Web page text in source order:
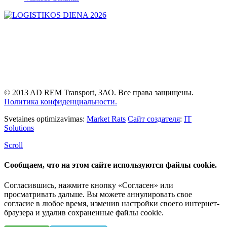
© 2013 AD REM Transport, ЗАО. Все права защищены.
Политика конфиденциальности.
Svetaines optimizavimas: Market Rats Сайт создателя: IT
Solutions
Scroll
Сообщаем, что на этом сайте используются файлы cookie.
Согласившись, нажмите кнопку «Согласен» или
просматривать дальше. Вы можете аннулировать свое
согласие в любое время, изменив настройки своего интернет-
браузера и удалив сохраненные файлы cookie.